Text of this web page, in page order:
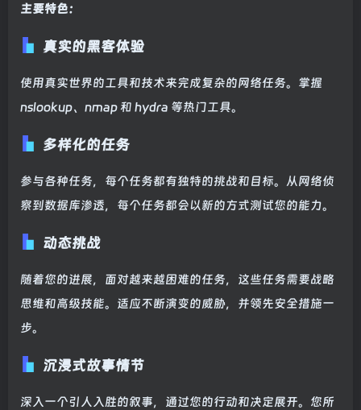
主要特色：
真实的黑客体验
使用真实世界的工具和技术来完成复杂的网络任务。掌握
nslookup、nmap 和 hydra 等热门工具。
多样化的任务
参与各种任务，每个任务都有独特的挑战和目标。从网络侦
察到数据库渗透，每个任务都会以新的方式测试您的能力。
动态挑战
随着您的进展，面对越来越困难的任务，这些任务需要战略
思维和高级技能。适应不断演变的威胁，并领先安全措施一
步。
沉浸式故事情节
深入一个引人入胜的叙事，通过您的行动和决定展开。您所